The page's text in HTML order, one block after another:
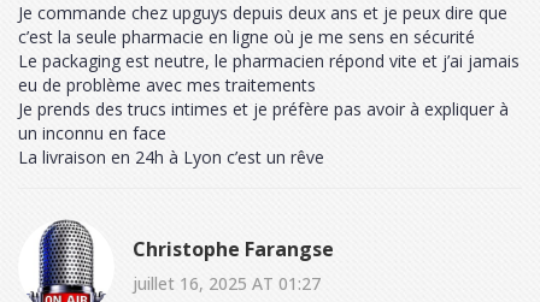
Je commande chez upguys depuis deux ans et je peux dire que
c’est la seule pharmacie en ligne où je me sens en sécurité
Le packaging est neutre, le pharmacien répond vite et j’ai jamais
eu de problème avec mes traitements
Je prends des trucs intimes et je préfère pas avoir à expliquer à
un inconnu en face
La livraison en 24h à Lyon c’est un rêve
Christophe Farangse
juillet 16, 2025 AT 01:27